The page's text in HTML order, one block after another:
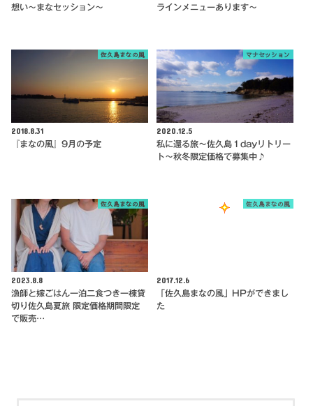
想い〜まなセッション〜
ラインメニューあります～
佐久島まなの風
2018.8.31
『まなの風』9月の予定
マナセッション
2020.12.5
私に還る旅～佐久島１dayリトリー
ト～秋冬限定価格で募集中♪
佐久島まなの風
2023.8.8
漁師と嫁ごはん一泊二食つき一棟貸
切り佐久島夏旅 限定価格期間限定
で販売…
佐久島まなの風
2017.12.6
「佐久島まなの風」HPができまし
た